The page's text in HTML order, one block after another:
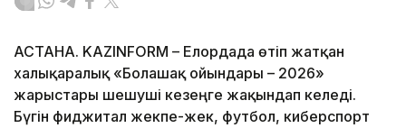
АСТАНА. KAZINFORM – Елордада өтіп жатқан
халықаралық «Болашақ ойындары – 2026»
жарыстары шешуші кезеңге жақындап келеді.
Бүгін фиджитал жекпе-жек, футбол, киберспорт